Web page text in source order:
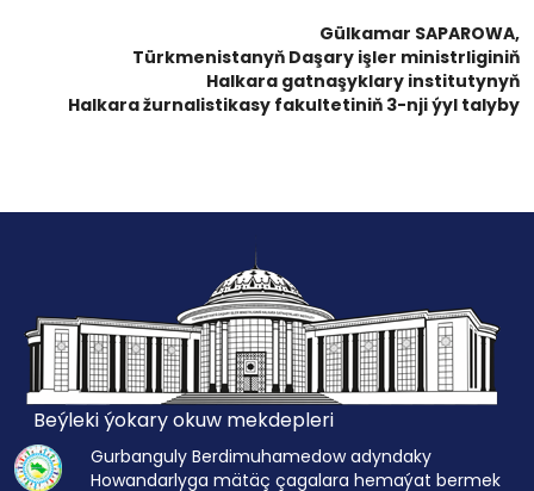
Gülkamar SAPAROWA,
Türkmenistanyň Daşary işler ministrliginiň
Halkara gatnaşyklary institutynyň
Halkara žurnalistikasy fakultetiniň 3-nji ýyl talyby
Beýleki ýokary okuw mekdepleri
Gurbanguly Berdimuhamedow adyndaky
Howandarlyga mätäç çagalara hemaýat bermek